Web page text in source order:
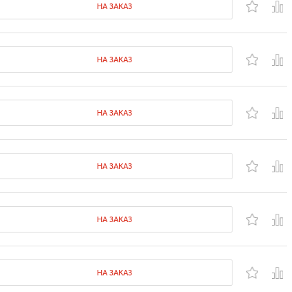
НА ЗАКАЗ
НА ЗАКАЗ
НА ЗАКАЗ
НА ЗАКАЗ
НА ЗАКАЗ
НА ЗАКАЗ